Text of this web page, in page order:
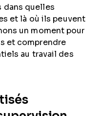
dans quelles
et là où ils peuvent
un moment pour
et comprendre
au travail des